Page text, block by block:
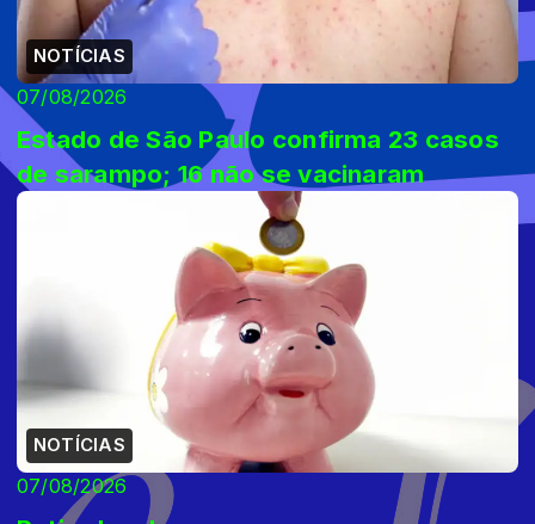
NOTÍCIAS
07/08/2026
Estado de São Paulo confirma 23 casos
de sarampo; 16 não se vacinaram
NOTÍCIAS
07/08/2026